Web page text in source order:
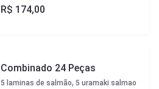
salmão.Acompanha sweet chilli, crispy
R$ 174,00
Combinado 24 Peças
5 laminas de salmão, 5 uramaki salmao